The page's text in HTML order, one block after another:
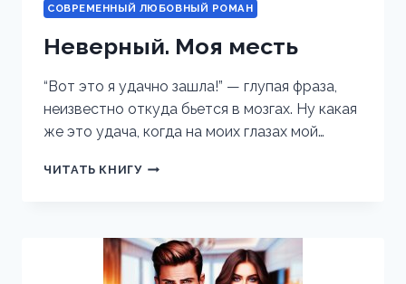
СОВРЕМЕННЫЙ ЛЮБОВНЫЙ РОМАН
Неверный. Моя месть
“Вот это я удачно зашла!” — глупая фраза,
неизвестно откуда бьется в мозгах. Ну какая
же это удача, когда на моих глазах мой…
ЧИТАТЬ КНИГУНЕВЕРНЫЙ.